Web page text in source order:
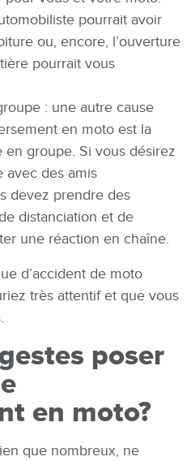
pourrait avoir
ou, encore, l’ouverture
pourrait vous
: une autre cause
en moto est la
en groupe. Si vous désirez
avec des amis
devez prendre des
distanciation et de
une réaction en chaîne.
d’accident de moto
très attentif et que vous
poser
en moto?
que nombreux, ne